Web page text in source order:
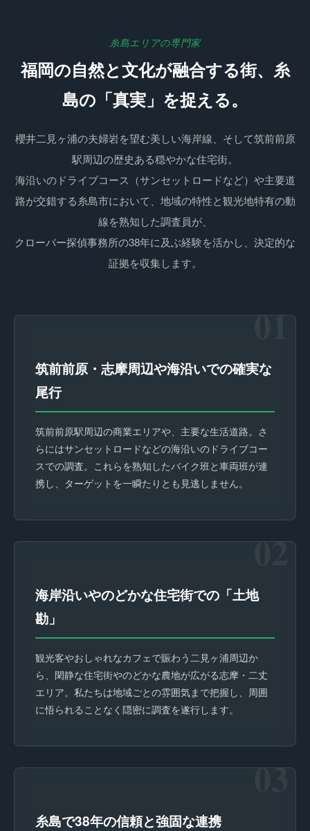
糸島エリアの専門家
福岡の自然と文化が融合する街、糸
島の「真実」を捉える。
櫻井二見ヶ浦の夫婦岩を望む美しい海岸線、そして筑前前原
駅周辺の歴史ある穏やかな住宅街。
海沿いのドライブコース（サンセットロードなど）や主要道
路が交錯する糸島市において、地域の特性と観光地特有の動
線を熟知した調査員が、
クローバー探偵事務所の38年に及ぶ経験を活かし、決定的な
証拠を収集します。
01
筑前前原・志摩周辺や海沿いでの確実な
尾行
筑前前原駅周辺の商業エリアや、主要な生活道路。さ
らにはサンセットロードなどの海沿いのドライブコー
スでの調査。これらを熟知したバイク班と車両班が連
携し、ターゲットを一瞬たりとも見逃しません。
02
海岸沿いやのどかな住宅街での「土地
勘」
観光客やおしゃれなカフェで賑わう二見ヶ浦周辺か
ら、閑静な住宅街やのどかな農地が広がる志摩・二丈
エリア。私たちは地域ごとの雰囲気まで把握し、周囲
に悟られることなく隠密に調査を遂行します。
03
糸島で38年の信頼と強固な連携